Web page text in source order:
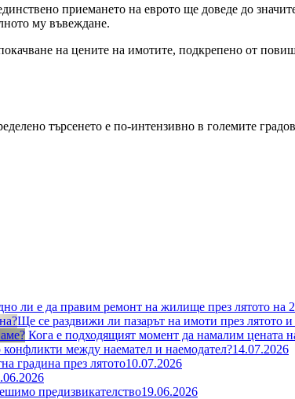
приемането на еврото ще доведе до
му въвеждане.
на цените на имотите, подкрепено от
търсенето е по-интензивно в големите
ли е да правим ремонт на жилище през лятото на
Ще се раздвижи ли пазарът на имоти през лятото и
Кога е подходящият момент да намалим цената
между наемател и наемодател?14.07.2026
градина през лятото10.07.2026
предизвикателствo19.06.2026